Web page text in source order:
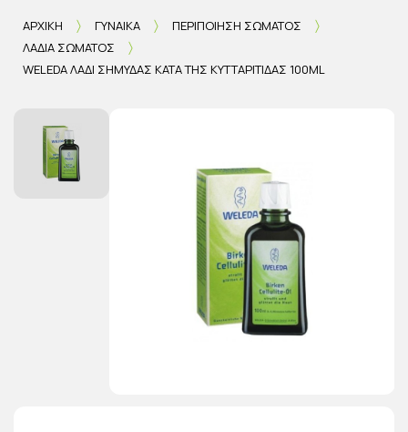
ΑΡΧΙΚΉ ΓΥΝΑΊΚΑ
ΠΕΡΙΠΟΊΗΣΗ ΣΏΜΑΤΟΣ
ΛΆΔΙΑ ΣΏΜΑΤΟΣ
WELEDA ΛΆΔΙ ΣΗΜΎΔΑΣ ΚΑΤΆ ΤΗΣ ΚΥΤΤΑΡΊΤΙΔΑΣ 100ML